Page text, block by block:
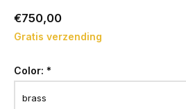
€750,00
Gratis verzending
Color: *